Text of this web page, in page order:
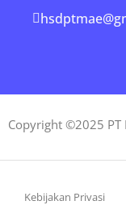
Copyright ©2025 PT
Kebijakan Privasi